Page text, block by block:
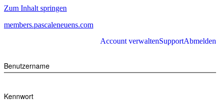
Zum Inhalt springen
members.pascaleneuens.com
Account verwaltenSupportAbmelden
Benutzername
Kennwort